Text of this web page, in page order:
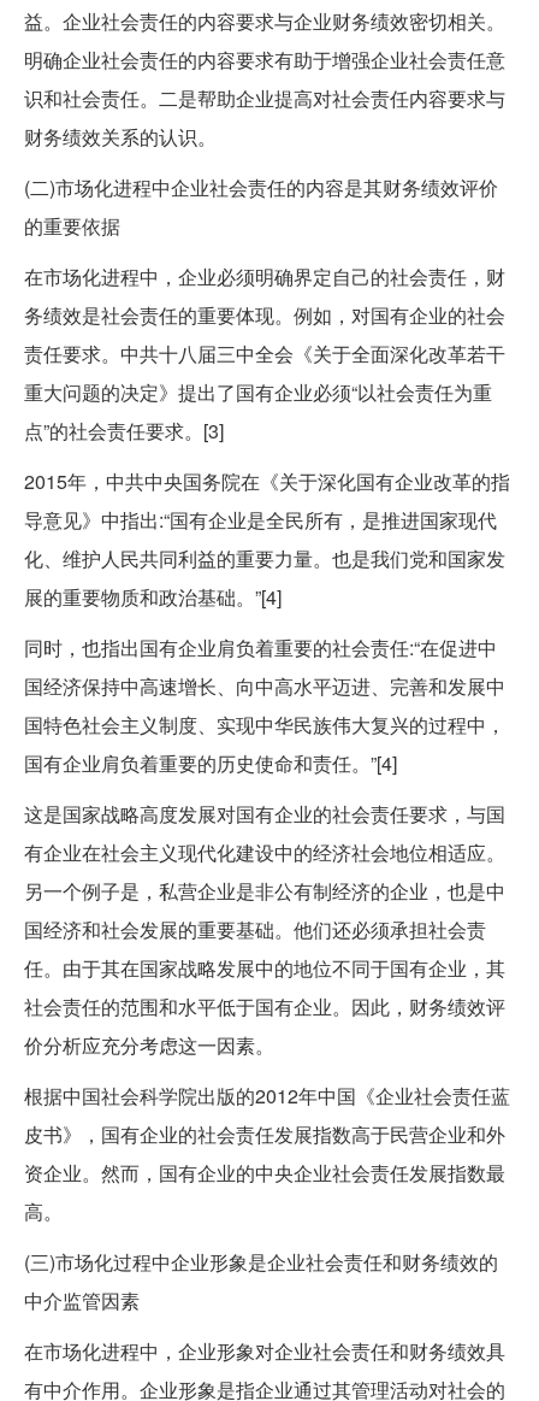
益。企业社会责任的内容要求与企业财务绩效密切相关。
明确企业社会责任的内容要求有助于增强企业社会责任意
识和社会责任。二是帮助企业提高对社会责任内容要求与
财务绩效关系的认识。
(二)市场化进程中企业社会责任的内容是其财务绩效评价
的重要依据
在市场化进程中，企业必须明确界定自己的社会责任，财
务绩效是社会责任的重要体现。例如，对国有企业的社会
责任要求。中共十八届三中全会《关于全面深化改革若干
重大问题的决定》提出了国有企业必须“以社会责任为重
点”的社会责任要求。[3]
2015年，中共中央国务院在《关于深化国有企业改革的指
导意见》中指出:“国有企业是全民所有，是推进国家现代
化、维护人民共同利益的重要力量。也是我们党和国家发
展的重要物质和政治基础。”[4]
同时，也指出国有企业肩负着重要的社会责任:“在促进中
国经济保持中高速增长、向中高水平迈进、完善和发展中
国特色社会主义制度、实现中华民族伟大复兴的过程中，
国有企业肩负着重要的历史使命和责任。”[4]
这是国家战略高度发展对国有企业的社会责任要求，与国
有企业在社会主义现代化建设中的经济社会地位相适应。
另一个例子是，私营企业是非公有制经济的企业，也是中
国经济和社会发展的重要基础。他们还必须承担社会责
任。由于其在国家战略发展中的地位不同于国有企业，其
社会责任的范围和水平低于国有企业。因此，财务绩效评
价分析应充分考虑这一因素。
根据中国社会科学院出版的2012年中国《企业社会责任蓝
皮书》，国有企业的社会责任发展指数高于民营企业和外
资企业。然而，国有企业的中央企业社会责任发展指数最
高。
(三)市场化过程中企业形象是企业社会责任和财务绩效的
中介监管因素
在市场化进程中，企业形象对企业社会责任和财务绩效具
有中介作用。企业形象是指企业通过其管理活动对社会的